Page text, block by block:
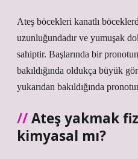
Ateş böcekleri kanatlı
uzunluğundadır ve yumuşak
sahiptir. Başlarında bir
bakıldığında oldukça büyük
yukarıdan bakıldığında
Ateş yakmak
kimyasal mı?